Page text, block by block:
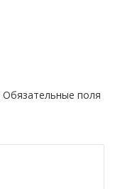
Обязательные поля